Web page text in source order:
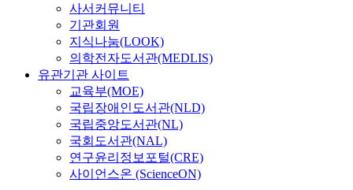
사서커뮤니티
기관회원
지식나눔(LOOK)
의학전자도서관(MEDLIS)
유관기관 사이트
교육부(MOE)
국립장애인도서관(NLD)
국립중앙도서관(NL)
국회도서관(NAL)
연구윤리정보포털(CRE)
사이언스온 (ScienceON)